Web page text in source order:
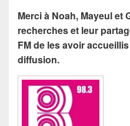
Merci à Noah, Mayeul et
recherches et leur
FM de les avoir
diffusion.